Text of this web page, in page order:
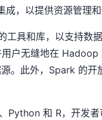
，以提供资源管理和
工具和库，以支持数
户无缝地在
。此外，Spark 的开
Python 和 R，开发